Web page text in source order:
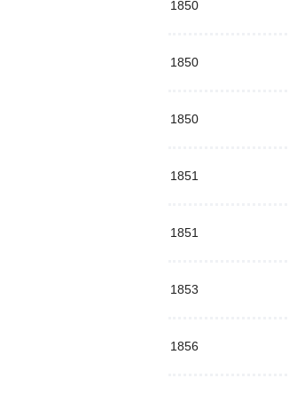
1850
1850
1850
1851
1851
1853
1856